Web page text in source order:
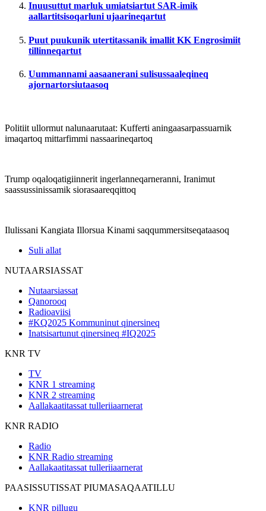
Inuusuttut marluk umiatsiartut SAR-imik
aallartitsisoqarluni ujaarineqartut
Puut puukunik utertitassanik imallit KK Engrosimiit
tillinneqartut
Uummannami aasaanerani sulisussaaleqineq
ajornartorsiutaasoq
Politiit ullormut nalunaarutaat: Kufferti aningaasarpassuarnik
imaqartoq mittarfimmi nassaarineqartoq
Trump oqaloqatigiinnerit ingerlanneqarneranni, Iranimut
saassussinissamik siorasaareqqittoq
Ilulissani Kangiata Illorsua Kinami saqqummersitseqataasoq
Suli allat
NUTAARSIASSAT
Nutaarsiassat
Qanorooq
Radioaviisi
#KQ2025 Kommuninut qinersineq
Inatsisartunut qinersineq #IQ2025
KNR TV
TV
KNR 1 streaming
KNR 2 streaming
Aallakaatitassat tulleriiaarnerat
KNR RADIO
Radio
KNR Radio streaming
Aallakaatitassat tulleriiaarnerat
PAASISSUTISSAT PIUMASAQAATILLU
KNR pillugu